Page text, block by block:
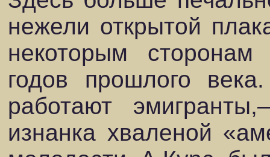
нежели открытой
некоторым
годов прошлого
работают
изнанка хваленой